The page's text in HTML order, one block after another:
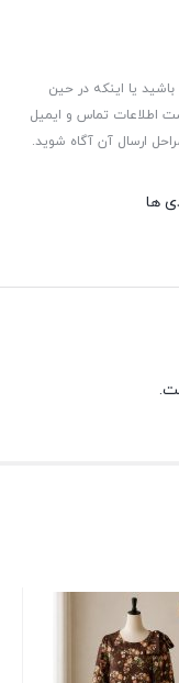
یا اینکه در حین
اطلاعات تماس و ایمیل
ارسال آن آگاه شوید.
ها